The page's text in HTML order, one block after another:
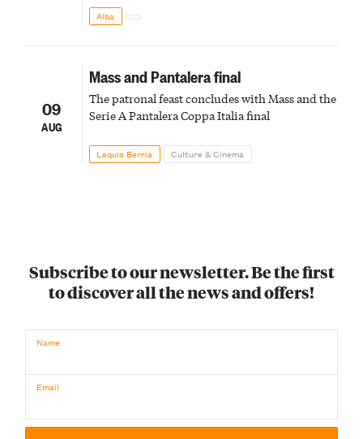
Alba
09
AUG
Mass and Pantalera final
The patronal feast concludes with Mass and the
Serie A Pantalera Coppa Italia final
Lequio Berria Culture & Cinema
Subscribe to our newsletter. Be the first
to discover all the news and offers!
Name
Email